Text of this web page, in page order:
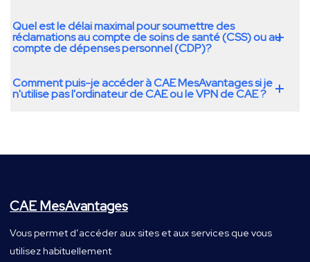
Quel est le délai maximal pour soumettre des
réclamations au compte de soins de santé (CSS) ou au
compte de dépenses personnel (CDP)?
Comment puis-je accéder à CAE MesAvantages si je
n'utilise pas l'ordinateur de CAE ou le VPN de CAE ?
CAE MesAvantages
Vous permet d’accéder aux sites et aux services que vous
utilisez habituellement